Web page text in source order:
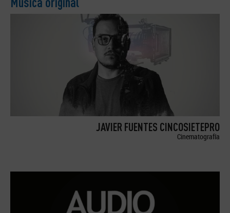
JAVIER FUENTES CINCOSIETEPRO
Cinematografía